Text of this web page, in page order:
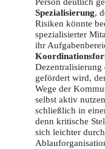
Spezialisierung,
Risiken könnte
spezialisierter
ihr
gefördert wird,
Wege der
selbst aktiv
schließlich in
denn kritische
sich leichter